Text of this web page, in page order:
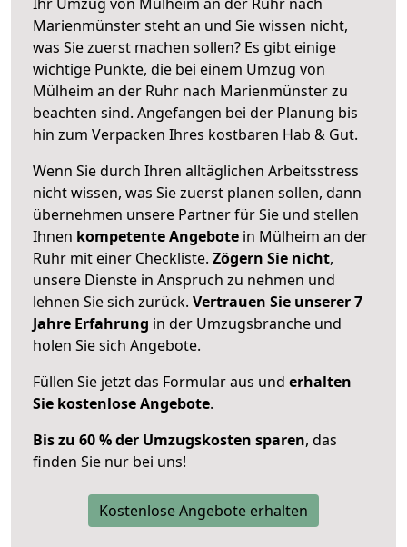
Marienmünster steht an und Sie wissen nicht,
was Sie zuerst machen sollen? Es gibt einige
wichtige Punkte, die bei einem Umzug von
Mülheim an der Ruhr nach Marienmünster zu
beachten sind. Angefangen bei der Planung bis
hin zum Verpacken Ihres kostbaren Hab & Gut.
Wenn Sie durch Ihren alltäglichen Arbeitsstress
nicht wissen, was Sie zuerst planen sollen, dann
übernehmen unsere Partner für Sie und stellen
Ihnen kompetente Angebote in Mülheim an der
Ruhr mit einer Checkliste. Zögern Sie nicht,
unsere Dienste in Anspruch zu nehmen und
lehnen Sie sich zurück. Vertrauen Sie unserer 7
Jahre Erfahrung in der Umzugsbranche und
holen Sie sich Angebote.
Füllen Sie jetzt das Formular aus und erhalten
Sie kostenlose Angebote.
Bis zu 60 % der Umzugskosten sparen, das
finden Sie nur bei uns!
Kostenlose Angebote erhalten